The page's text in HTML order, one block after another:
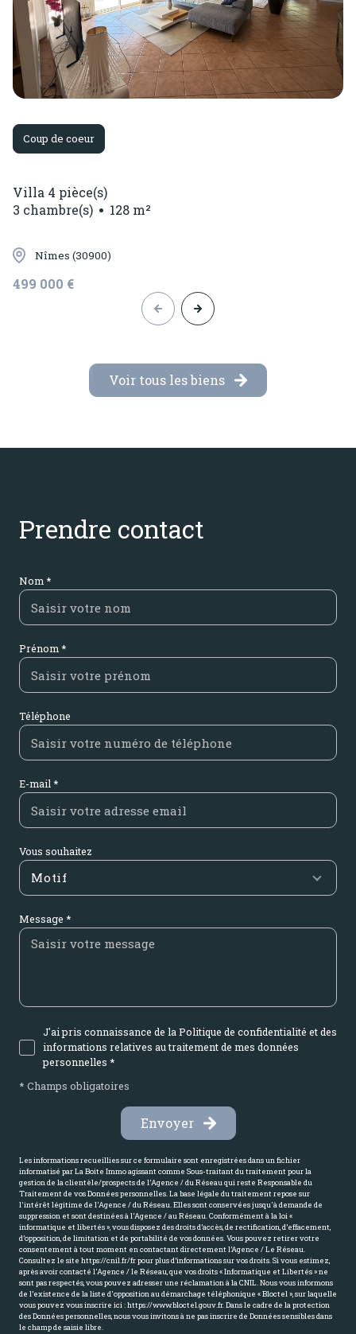
Coup de coeur
Villa 4 pièce(s)
3 chambre(s)
128 m²
Nîmes (30900)
499 000 €
Voir tous les biens
Prendre contact
Nom *
Prénom *
Téléphone
E-mail *
Vous souhaitez
Motif
Message *
J'ai pris connaissance de la Politique de confidentialité et des
informations relatives au traitement de mes données
personnelles *
* Champs obligatoires
Envoyer
Les informations recueillies sur ce formulaire sont enregistrées dans un fichier
informatisé par La Boite Immo agissant comme Sous-traitant du traitement pour la
gestion de la clientèle/prospects de l'Agence / du Réseau qui reste Responsable du
Traitement de vos Données personnelles. La base légale du traitement repose sur
l'intérêt légitime de l'Agence / du Réseau. Elles sont conservées jusqu'à demande de
suppression et sont destinées à l'Agence / au Réseau. Conformément à la loi «
informatique et libertés », vous disposez des droits d’accès, de rectification, d’effacement,
d’opposition, de limitation et de portabilité de vos données. Vous pouvez retirer votre
consentement à tout moment en contactant directement l’Agence / Le Réseau.
Consultez le site https://cnil.fr/frpour plus d’informations sur vos droits. Si vous estimez,
après avoir contacté l'Agence / le Réseau, que vos droits « Informatique et Libertés » ne
sont pas respectés, vous pouvez adresser une réclamation à la CNIL. Nous vous informons
de l’existence de la liste d'opposition au démarchage téléphonique « Bloctel », sur laquelle
vous pouvez vous inscrire ici :https://www.bloctel.gouv.fr. Dans le cadre de la protection
des Données personnelles, nous vous invitons à ne pas inscrire de Données sensibles dans
le champ de saisie libre.